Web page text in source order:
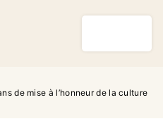
de mise à l’honneur de la culture